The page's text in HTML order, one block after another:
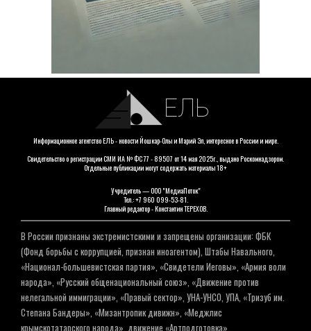
ЕЛЬ
Информационное агентство ЕЛЬ - новости Йошкар-Олы и Марий Эл, интересное в России и мире.
Свидетельство о регистрации СМИ ИА № ФС 77 - 89507 от 14 мая 2025г., выдано Роскомнадзором.
Отдельные публикации могут содержать материалы 18+
Учредитель — ООО "МедиаПоток"
Тел.: +7 960 099-53-81.
Главный редактор - Константин ТЕРЕХОВ.
В России признаны экстремистскими и запрещены организации: ФБК
(Фонд борьбы с коррупцией, признан иноагентом), Штабы Навального,
«Национал-большевистская партия», «Свидетели Иеговы», «Армия воли
народа», «Русский общенациональный союз», «Движение против
нелегальной иммиграции», «Правый сектор», УНА-УНСО, УПА, «Тризуб им.
Степана Бандеры», «Мизантропик дивижн», «Меджлис
крымскотатарского народа», движение «Артподготовка»,